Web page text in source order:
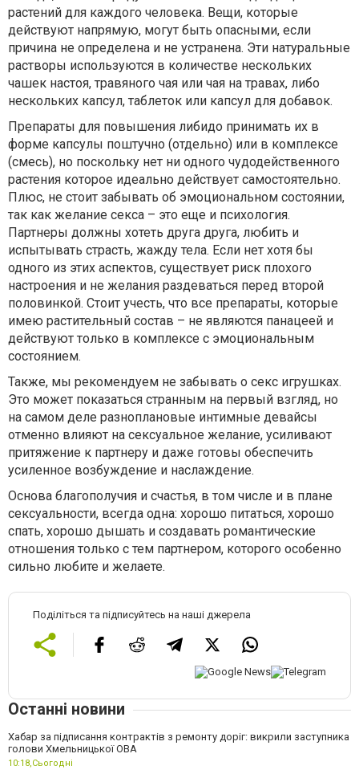
растений для каждого человека. Вещи, которые
действуют напрямую, могут быть опасными, если
причина не определена и не устранена. Эти натуральные
растворы используются в количестве нескольких
чашек настоя, травяного чая или чая на травах, либо
нескольких капсул, таблеток или капсул для добавок.
Препараты для повышения либидо принимать их в
форме капсулы поштучно (отдельно) или в комплексе
(смесь), но поскольку нет ни одного чудодейственного
растения которое идеально действует самостоятельно.
Плюс, не стоит забывать об эмоциональном состоянии,
так как желание секса – это еще и психология.
Партнеры должны хотеть друга друга, любить и
испытывать страсть, жажду тела. Если нет хотя бы
одного из этих аспектов, существует риск плохого
настроения и не желания раздеваться перед второй
половинкой. Стоит учесть, что все препараты, которые
имею растительный состав – не являются панацеей и
действуют только в комплексе с эмоциональным
состоянием.
Также, мы рекомендуем не забывать о секс игрушках.
Это может показаться странным на первый взгляд, но
на самом деле разноплановые интимные девайсы
отменно влияют на сексуальное желание, усиливают
притяжение к партнеру и даже готовы обеспечить
усиленное возбуждение и наслаждение.
Основа благополучия и счастья, в том числе и в плане
сексуальности, всегда одна: хорошо питаться, хорошо
спать, хорошо дышать и создавать романтические
отношения только с тем партнером, которого особенно
сильно любите и желаете.
Поділіться та підписуйтесь на наші джерела
Останні новини
Хабар за підписання контрактів з ремонту доріг: викрили заступника
голови Хмельницької ОВА
10:18,Сьогодні